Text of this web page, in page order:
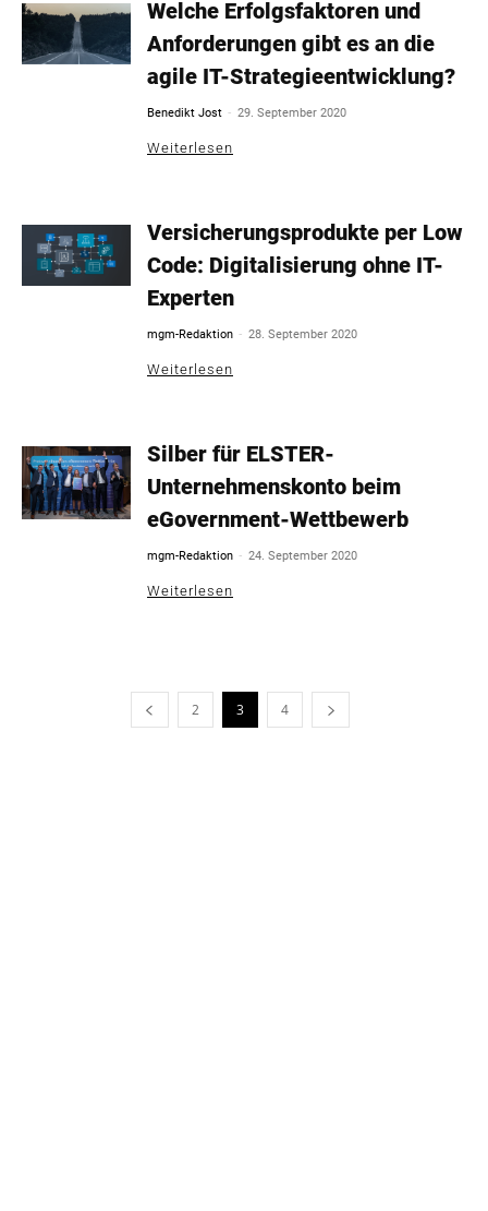
Welche Erfolgsfaktoren und
Anforderungen gibt es an die
agile IT-Strategieentwicklung?
Benedikt Jost - 29. September 2020
Weiterlesen
Versicherungsprodukte per Low
Code: Digitalisierung ohne IT-
Experten
mgm-Redaktion - 28. September 2020
Weiterlesen
Silber für ELSTER-
Unternehmenskonto beim
eGovernment-Wettbewerb
mgm-Redaktion - 24. September 2020
Weiterlesen
2 3 4